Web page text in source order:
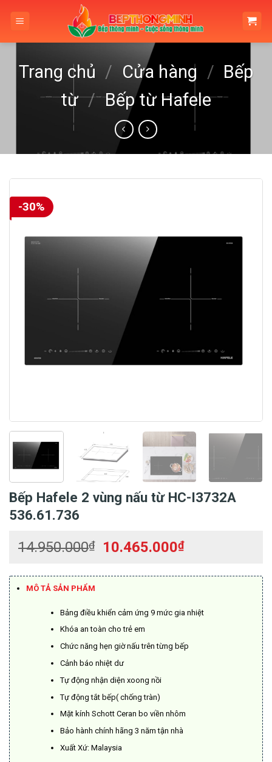
Trang chủ / Cửa hàng / Bếp
từ / Bếp từ Hafele
-30%
Bếp Hafele 2 vùng nấu từ HC-I3732A
536.61.736
14.950.000₫
Giá
là:
10.465.000₫Giá
tại
10.465.000₫.
MÔ TẢ SẢN PHẨM
Bảng điều khiển cảm ứng 9 mức gia nhiệt
Khóa an toàn cho trẻ em
Chức năng hẹn giờ nấu trên từng bếp
Cảnh báo nhiệt dư
Tự động nhận diện xoong nồi
Tự động tắt bếp( chống tràn)
Mặt kính Schott Ceran bo viền nhôm
Bảo hành chính hãng 3 năm tận nhà
Xuất Xứ: Malaysia